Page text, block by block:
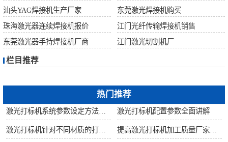
汕头YAG焊接机生产厂家
东莞激光焊接机购买
珠海激光器连续焊接机报价
江门光纤传输焊接机销售
东莞激光器手持焊接机厂商
江门激光切割机厂
栏目推荐
热门推荐
激光打标机配置参数全面讲解